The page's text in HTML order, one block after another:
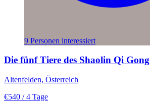
9 Personen interessiert
Die fünf Tiere des Shaolin Qi Gong
Altenfelden, Österreich
€540 / 4 Tage